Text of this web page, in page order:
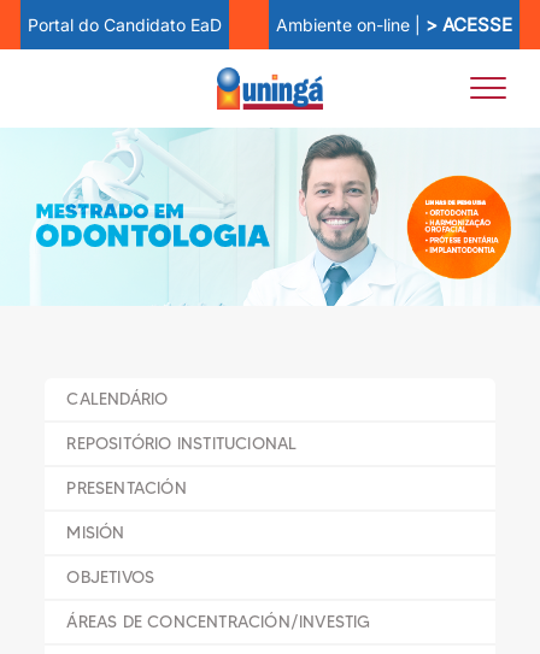
Portal do Candidato EaD Ambiente on-line | > ACESSE
CALENDÁRIO
REPOSITÓRIO INSTITUCIONAL
PRESENTACIÓN
MISIÓN
OBJETIVOS
ÁREAS DE CONCENTRACIÓN/INVESTIG